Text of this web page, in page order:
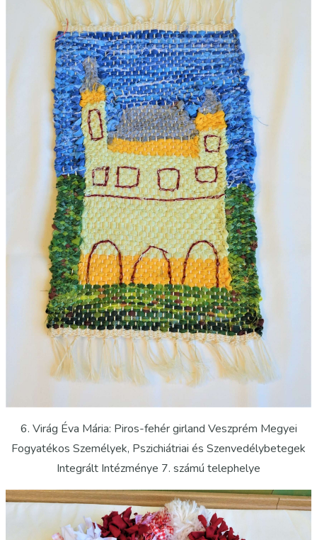
6. Virág Éva Mária: Piros-fehér girland Veszprém Megyei
Fogyatékos Személyek, Pszichiátriai és Szenvedélybetegek
Integrált Intézménye 7. számú telephelye